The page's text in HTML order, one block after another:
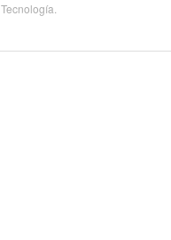
Tecnología